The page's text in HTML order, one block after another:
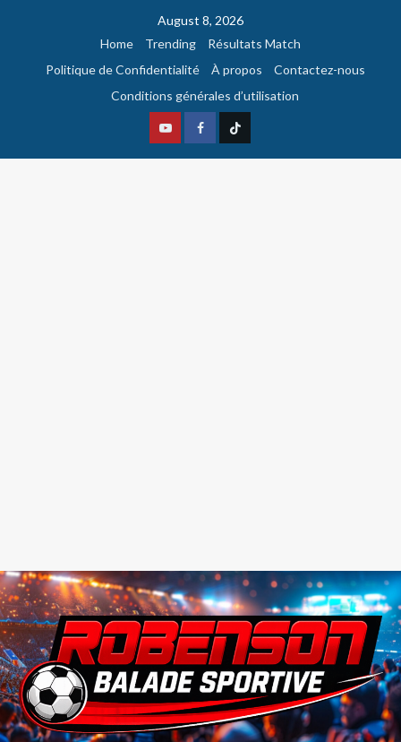
August 8, 2026
Home
Trending
Résultats Match
Politique de Confidentialité
À propos
Contactez-nous
Conditions générales d’utilisation